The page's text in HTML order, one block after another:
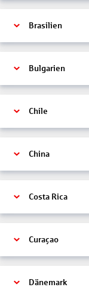
Brasilien
Bulgarien
Chile
China
Costa Rica
Curaçao
Dänemark